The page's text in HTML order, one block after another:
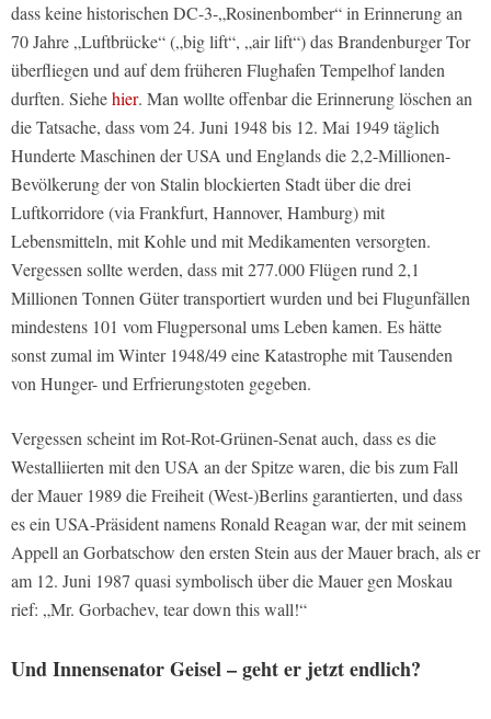
dass keine historischen DC-3-„Rosinenbomber“ in Erinnerung an
70 Jahre „Luftbrücke“ („big lift“, „air lift“) das Brandenburger Tor
überfliegen und auf dem früheren Flughafen Tempelhof landen
durften. Siehehier. Man wollte offenbar die Erinnerung löschen an
die Tatsache, dass vom 24. Juni 1948 bis 12. Mai 1949 täglich
Hunderte Maschinen der USA und Englands die 2,2-Millionen-
Bevölkerung der von Stalin blockierten Stadt über die drei
Luftkorridore (via Frankfurt, Hannover, Hamburg) mit
Lebensmitteln, mit Kohle und mit Medikamenten versorgten.
Vergessen sollte werden, dass mit 277.000 Flügen rund 2,1
Millionen Tonnen Güter transportiert wurden und bei Flugunfällen
mindestens 101 vom Flugpersonal ums Leben kamen. Es hätte
sonst zumal im Winter 1948/49 eine Katastrophe mit Tausenden
von Hunger- und Erfrierungstoten gegeben.
Vergessen scheint im Rot-Rot-Grünen-Senat auch, dass es die
Westalliierten mit den USA an der Spitze waren, die bis zum Fall
der Mauer 1989 die Freiheit (West-)Berlins garantierten, und dass
es ein USA-Präsident namens Ronald Reagan war, der mit seinem
Appell an Gorbatschow den ersten Stein aus der Mauer brach, als er
am 12. Juni 1987 quasi symbolisch über die Mauer gen Moskau
rief: „Mr. Gorbachev, tear down this wall!“
Und Innensenator Geisel – geht er jetzt endlich?